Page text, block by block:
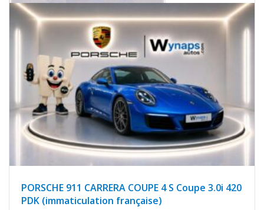
PORSCHE 911 CARRERA COUPE 4 S Coupe 3.0i 420
PDK (immaticulation française)